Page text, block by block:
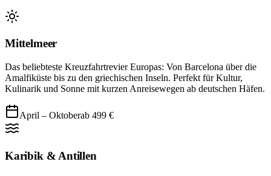
Mittelmeer
Das beliebteste Kreuzfahrtrevier Europas: Von Barcelona über die
Amalfiküste bis zu den griechischen Inseln. Perfekt für Kultur,
Kulinarik und Sonne mit kurzen Anreisewegen ab deutschen Häfen.
April – Oktoberab 499 €
Karibik & Antillen